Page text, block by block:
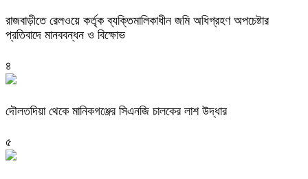
রাজবাড়ীতে রেলওয়ে কর্তৃক ব্যক্তিমালিকাধীন জমি অধিগ্রহণ অপচেষ্টার
প্রতিবাদে মানববন্ধন ও বিক্ষোভ
৪
দৌলতদিয়া থেকে মানিকগঞ্জের সিএনজি চালকের লাশ উদ্ধার
৫